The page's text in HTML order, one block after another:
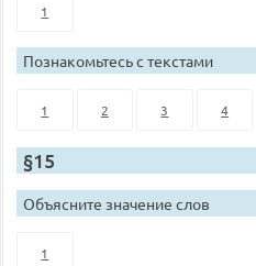
1
Познакомьтесь с текстами
1 2 3 4
§15
Объясните значение слов
1